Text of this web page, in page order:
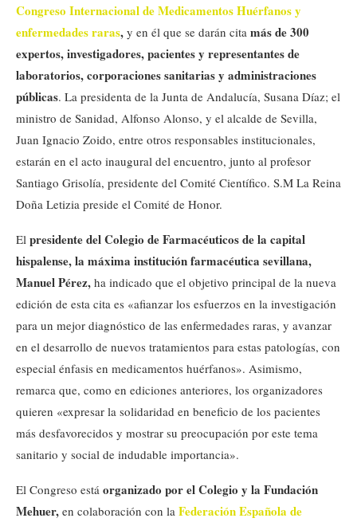
Congreso Internacional de Medicamentos Huérfanos y
enfermedades raras, y en él que se darán cita más de 300
expertos, investigadores, pacientes y representantes de
laboratorios, corporaciones sanitarias y administraciones
públicas. La presidenta de la Junta de Andalucía, Susana Díaz; el
ministro de Sanidad, Alfonso Alonso, y el alcalde de Sevilla,
Juan Ignacio Zoido, entre otros responsables institucionales,
estarán en el acto inaugural del encuentro, junto al profesor
Santiago Grisolía, presidente del Comité Científico. S.M La Reina
Doña Letizia preside el Comité de Honor.
El presidente del Colegio de Farmacéuticos de la capital
hispalense, la máxima institución farmacéutica sevillana,
Manuel Pérez, ha indicado que el objetivo principal de la nueva
edición de esta cita es «afianzar los esfuerzos en la investigación
para un mejor diagnóstico de las enfermedades raras, y avanzar
en el desarrollo de nuevos tratamientos para estas patologías, con
especial énfasis en medicamentos huérfanos». Asimismo,
remarca que, como en ediciones anteriores, los organizadores
quieren «expresar la solidaridad en beneficio de los pacientes
más desfavorecidos y mostrar su preocupación por este tema
sanitario y social de indudable importancia».
El Congreso está organizado por el Colegio y la Fundación
Mehuer, en colaboración con la Federación Española de